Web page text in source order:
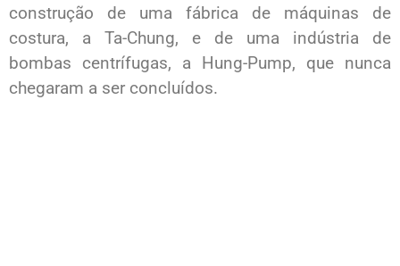
construção de uma fábrica de máquinas de
costura, a Ta-Chung, e de uma indústria de
bombas centrífugas, a Hung-Pump, que nunca
chegaram a ser concluídos.